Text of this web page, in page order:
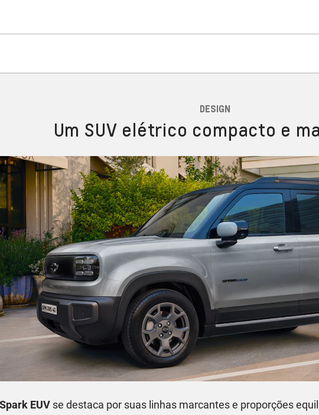
DESIGN
Um SUV elétrico compacto e
Spark EUVse destaca por suas linhas marcantes e proporções